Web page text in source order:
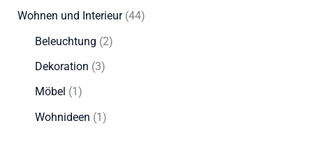
Wohnen und Interieur(44)
Beleuchtung (2)
Dekoration (3)
Möbel (1)
Wohnideen (1)